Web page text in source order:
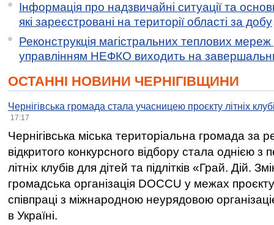
Інформація про надзвичайні ситуації та
які зареєстровані на території області за добу
Реконструкція магістральних теплових мереж
управлінням НЕФКО виходить на
ОСТАННІ НОВИНИ ЧЕРНІГІВЩИНИ
Чернігівська громада стала учасницею проєкту літніх
17:17
Чернігівська міська територіальна громада за
відкритого конкурсного відбору стала однією
літніх клубів для дітей та підлітків «Грай. Дій.
громадська організація DOCCU у межах
співпраці з міжнародною неурядовою
в Україні.